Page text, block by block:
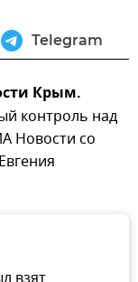
Telegram
Крым.
контроль над
Новости со